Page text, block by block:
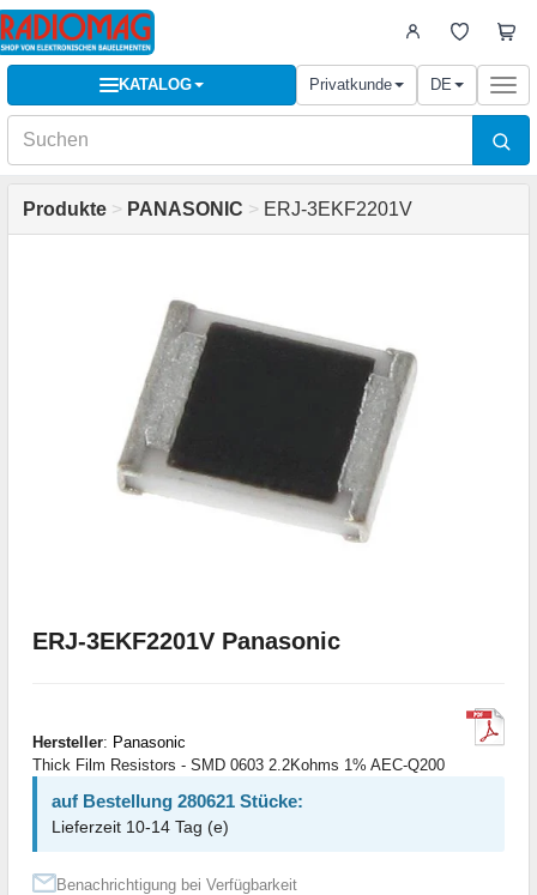
KATALOG Privatkunde DE
Produkte > PANASONIC > ERJ-3EKF2201V
ERJ-3EKF2201V Panasonic
Hersteller: Panasonic
Thick Film Resistors - SMD 0603 2.2Kohms 1% AEC-Q200
auf Bestellung 280621 Stücke:
Lieferzeit 10-14 Tag (e)
Benachrichtigung bei Verfügbarkeit